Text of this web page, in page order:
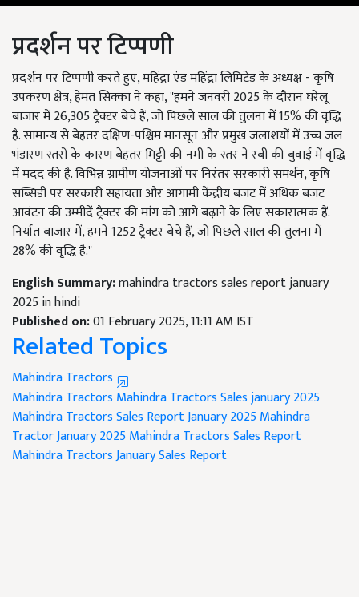
प्रदर्शन पर टिप्पणी
प्रदर्शन पर टिप्पणी करते हुए, महिंद्रा एंड महिंद्रा लिमिटेड के अध्यक्ष - कृषि
उपकरण क्षेत्र, हेमंत सिक्का ने कहा, "हमने जनवरी 2025 के दौरान घरेलू
बाजार में 26,305 ट्रैक्टर बेचे हैं, जो पिछले साल की तुलना में 15% की वृद्धि
है. सामान्य से बेहतर दक्षिण-पश्चिम मानसून और प्रमुख जलाशयों में उच्च जल
भंडारण स्तरों के कारण बेहतर मिट्टी की नमी के स्तर ने रबी की बुवाई में वृद्धि
में मदद की है. विभिन्न ग्रामीण योजनाओं पर निरंतर सरकारी समर्थन, कृषि
सब्सिडी पर सरकारी सहायता और आगामी केंद्रीय बजट में अधिक बजट
आवंटन की उम्मीदें ट्रैक्टर की मांग को आगे बढ़ाने के लिए सकारात्मक हैं.
निर्यात बाजार में, हमने 1252 ट्रैक्टर बेचे हैं, जो पिछले साल की तुलना में
28% की वृद्धि है."
English Summary:mahindra tractors sales report january
2025 in hindi
Published on:01 February 2025, 11:11 AM IST
Related Topics
Mahindra Tractors
Mahindra Tractors Mahindra Tractors Sales january 2025
Mahindra Tractors Sales Report January 2025Mahindra
Tractor January 2025Mahindra Tractors Sales Report
Mahindra Tractors January Sales Report